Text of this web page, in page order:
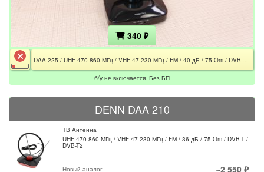
340 ₽
DAA 225 / UHF 470-860 МГц / VHF 47-230 МГц / FM / 40 дБ / 75 Om / DVB-T / Не включается / Без БП
б/у не включается. Без БП
DENN DAA 210
ТВ Антенна
UHF 470-860 МГц / VHF 47-230 МГц / FM / 36 дБ / 75 Om / DVB-T /
DVB-T2
Новый аналог ~2 550 ₽